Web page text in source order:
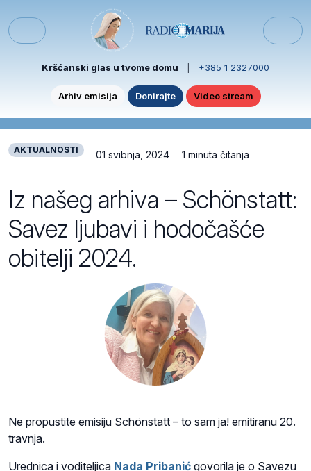
Menu
Kršćanski glas u tvome domu +385 1 2327000
Arhiv emisija Donirajte Video stream
AKTUALNOSTI 01 svibnja, 2024 1 minuta čitanja
Iz našeg arhiva – Schönstatt:
Savez ljubavi i hodočašće
obitelji 2024.
Ne propustite emisiju Schönstatt – to sam ja! emitiranu 20.
travnja.
Urednica i voditeljica Nada Pribanić govorila je o Savezu